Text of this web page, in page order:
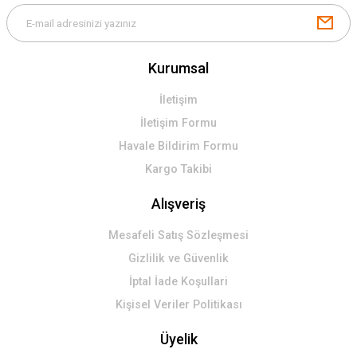
Kurumsal
İletişim
İletişim Formu
Havale Bildirim Formu
Kargo Takibi
Alışveriş
Mesafeli Satış Sözleşmesi
Gizlilik ve Güvenlik
İptal İade Koşullari
Kişisel Veriler Politikası
Üyelik